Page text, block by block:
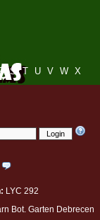
Login
S T U V W X
LYC 292
Bot. Garten Debrecen